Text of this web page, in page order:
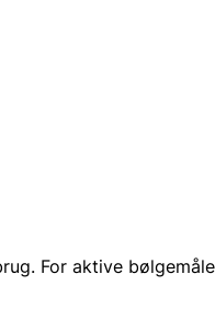
For aktive